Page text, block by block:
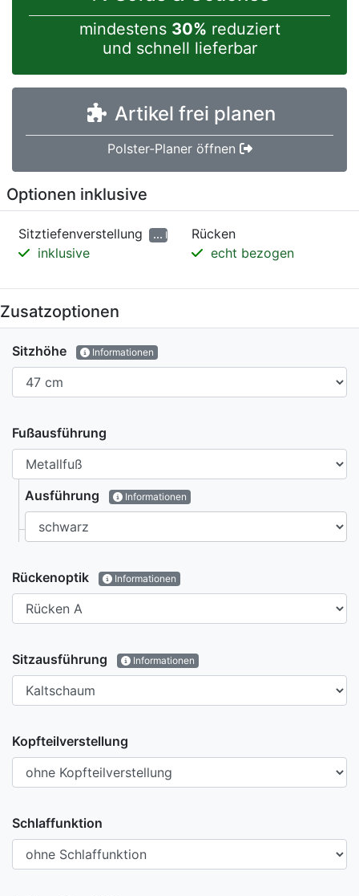
mindestens 30% reduziert
und schnell lieferbar
Artikel frei planen
Polster-Planer öffnen
Optionen inklusive
Sitztiefenverstellung Informationen
inklusive
Rücken
echt bezogen
Zusatzoptionen
Sitzhöhe Informationen
Fußausführung
Ausführung Informationen
Rückenoptik Informationen
Sitzausführung Informationen
Kopfteilverstellung
Schlaffunktion